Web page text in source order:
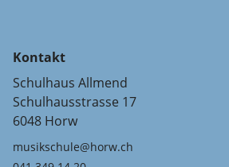
Kontakt
Schulhaus Allmend
Schulhausstrasse 17
6048 Horw
musikschule@horw.ch